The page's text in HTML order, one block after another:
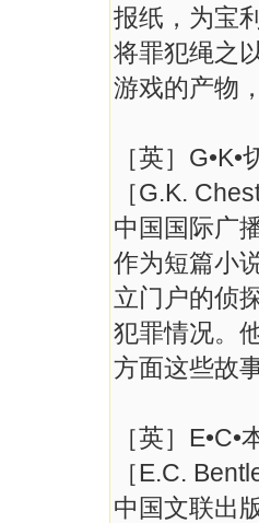
报纸，为宝
将罪犯绳之
游戏的产物
［英］
［G.K.
中国国际广
作为短篇小
立门户的侦
犯罪情况。
方面这些故
［英］
［E.C.
中国文联出